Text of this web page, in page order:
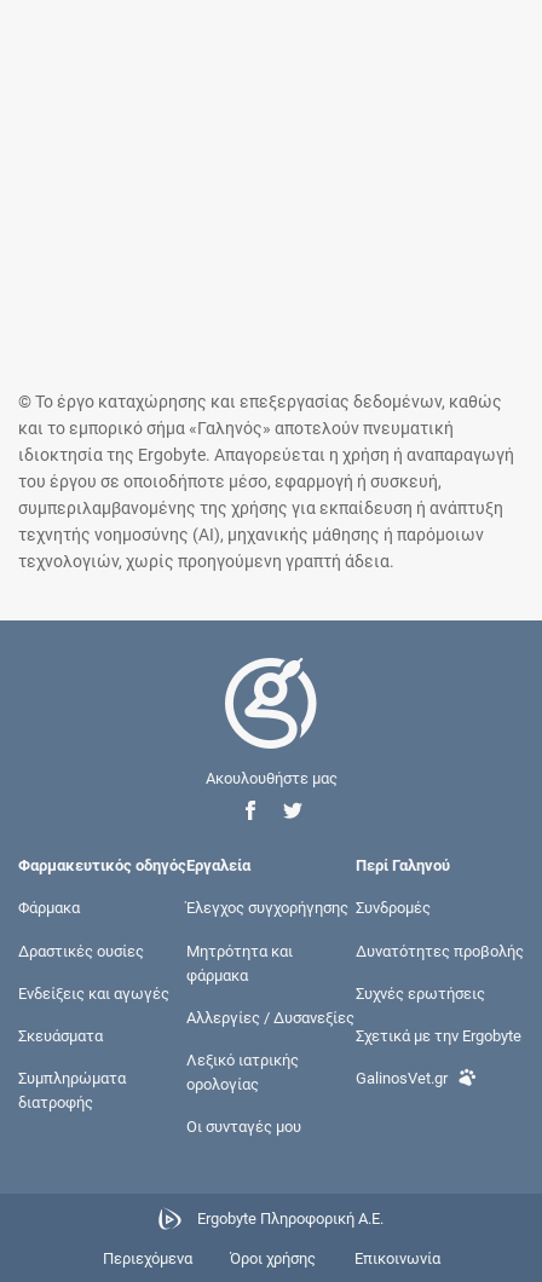
© Το έργο καταχώρησης και επεξεργασίας δεδομένων, καθώς
και το εμπορικό σήμα «Γαληνός» αποτελούν πνευματική
ιδιοκτησία της Ergobyte. Απαγορεύεται η χρήση ή αναπαραγωγή
του έργου σε οποιοδήποτε μέσο, εφαρμογή ή συσκευή,
συμπεριλαμβανομένης της χρήσης για εκπαίδευση ή ανάπτυξη
τεχνητής νοημοσύνης (AI), μηχανικής μάθησης ή παρόμοιων
τεχνολογιών, χωρίς προηγούμενη γραπτή άδεια.
Ακουλουθήστε μας
Φαρμακευτικός οδηγός
Φάρμακα
Δραστικές ουσίες
Ενδείξεις και αγωγές
Σκευάσματα
Συμπληρώματα
διατροφής
Εργαλεία
Έλεγχος συγχορήγησης
Μητρότητα και
φάρμακα
Αλλεργίες / Δυσανεξίες
Λεξικό ιατρικής
ορολογίας
Οι συνταγές μου
Περί Γαληνού
Συνδρομές
Δυνατότητες προβολής
Συχνές ερωτήσεις
Σχετικά με την Ergobyte
GalinosVet.gr
Ergobyte Πληροφορική Α.Ε.
Περιεχόμενα Όροι χρήσης Επικοινωνία